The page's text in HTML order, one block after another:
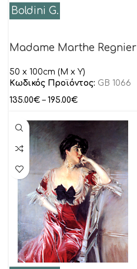
Boldini G.
Madame Marthe Regnier
50 x 100cm (M x Y)
Κωδικός Προϊόντος: GB 1066
135.00€ – 195.00€